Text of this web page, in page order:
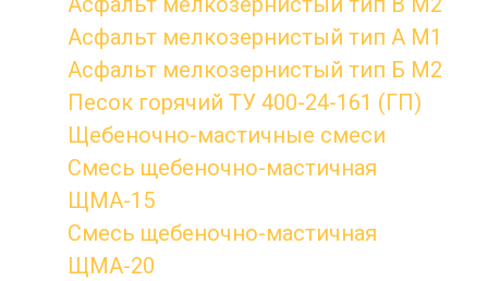
Асфальт мелкозернистый тип А М1
Асфальт мелкозернистый тип Б М2
Песок горячий ТУ 400-24-161 (ГП)
Щебеночно-мастичные смеси
Смесь щебеночно-мастичная
ЩМА-15
Смесь щебеночно-мастичная
ЩМА-20